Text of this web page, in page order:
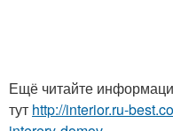
Ещё читайте
тут http://interior.ru-